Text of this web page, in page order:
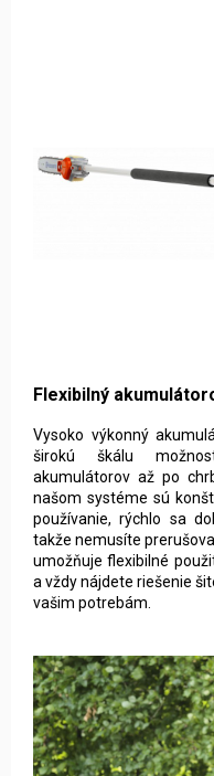
Flexibilný
Vysoko výkonný
širokú škálu
akumulátorov až po
našom systéme sú
používanie, rýchlo sa
takže nemusíte
umožňuje flexibilné
a vždy nájdete riešenie
vašim potrebám